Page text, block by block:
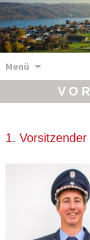
Menü
Inhalt
springen
1.